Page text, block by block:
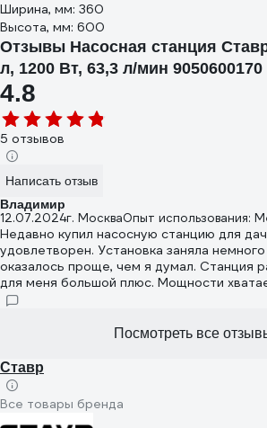
Ширина, мм: 360
Высота, мм: 600
Отзывы Насосная станция
л, 1200 Вт, 63,3 л/мин 9050600170
4.8
5 отзывов
Написать отзыв
Владимир
12.07.2024г. МоскваОпыт использования:
Недавно купил насосную станцию для дачи, и пока полностью
удовлетворен. Установка заняла
оказалось проще, чем я думал. Станция
для меня большой плюс. Мощности
поливаю огород и иногда использую для
не замечено. В комплекте шла вся
цену получил отличное качество и
Посмотреть все
Ставр
Все товары бренда